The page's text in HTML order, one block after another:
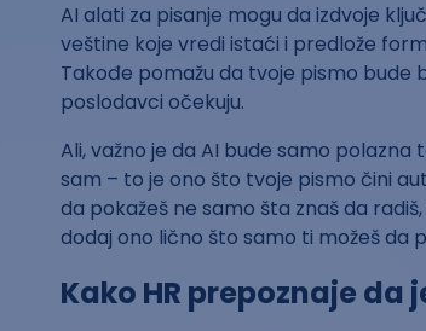
AI alati za pisanje mogu da izdvoje
veštine koje vredi istaći i predlože
Takođe pomažu da tvoje pismo bude
poslodavci očekuju.
Ali, važno je da AI bude samo
sam – to je ono što tvoje pismo čini
da pokažeš ne samo šta znaš da
dodaj ono lično što samo ti možeš da
Kako HR prepoznaje da